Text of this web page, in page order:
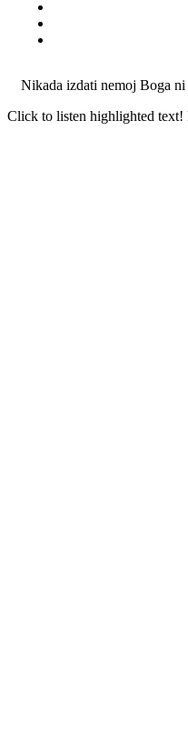
Nikada izdati nemoj Boga
Click to listen highlighted text!